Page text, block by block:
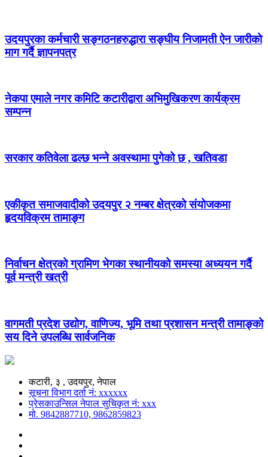
उदयपुरका कर्मचारी सङ्गठनहरुद्धारा सङ्घीय निजामती ऐन जारीको
माग गर्दै ज्ञापनपत्र
नेकपा एमाले नगर कमिटि कटारीद्वारा अभिमुखिकरण कार्यक्रम
सम्पन्न
सरकार कतिवेला ढल्छ भन्ने अवस्थामा पुगेको छ , खतिवडा
एकीकृत समाजवादीको उदयपुर २ नम्बर क्षेत्रको संयोजकमा
हृदयविक्रम तामाङ्ग
निर्वाचन क्षेत्रको ग्रामिण भेगका स्थानीयको समस्या अध्ययन गर्दै
पूर्व मन्त्री खत्री
वागमती प्रदेश उद्योग, वाणिज्य, भूमि तथा प्रशासन मन्त्री तामाङ्को
सय दिने उपलब्धि सार्वजनिक
कटारी, ३ , उदयपुर, नेपाल
सूचना विभाग दर्ता नं: xxxxxx
प्रेसकाउन्सिल नेपाल सुचिकृत नं: xxx
मो. 9842887710, 9862859823